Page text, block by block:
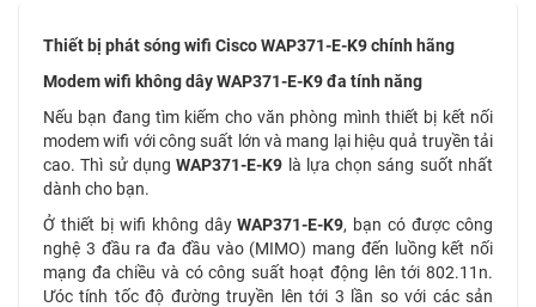
Thiết bị phát sóng wifi Cisco WAP371-E-K9 chính hãng
Modem wifi không dây WAP371-E-K9 đa tính năng
Nếu bạn đang tìm kiếm cho văn phòng mình thiết bị kết nối
modem wifi với công suất lớn và mang lại hiệu quả truyền tải
cao. Thì sử dụngWAP371-E-K9 là lựa chọn sáng suốt nhất
dành cho bạn.
Ở thiết bị wifi không dâyWAP371-E-K9, bạn có được công
nghệ 3 đầu ra đa đầu vào (MIMO) mang đến luồng kết nối
mạng đa chiều và có công suất hoạt động lên tới 802.11n.
Ưóc tính tốc độ đường truyền lên tới 3 lần so với các sản